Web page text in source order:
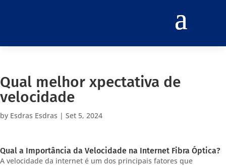
Qual melhor xpectativa de
velocidade
by Esdras Esdras | Set 5, 2024
Qual a Importância da Velocidade na Internet Fibra Óptica?
A velocidade da internet é um dos principais fatores que